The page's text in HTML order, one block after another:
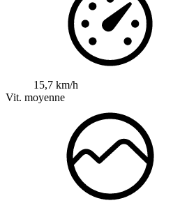
15,7 km/h
Vit. moyenne